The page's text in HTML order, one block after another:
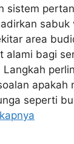
sistem
sabuk
area
alami bagi
apakah
seperti